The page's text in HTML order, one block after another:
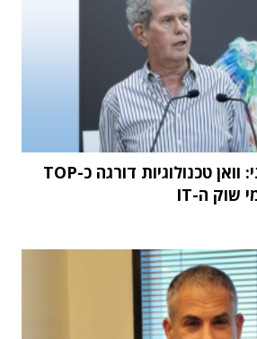
מחקר STKI השנתי: וואן טכנולוגיות דורגה כ-TOP